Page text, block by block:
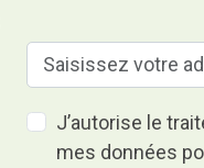
J’autorise le
mes données